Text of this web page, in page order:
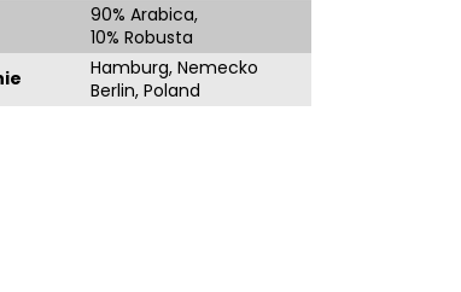
90% Arabica,
10% Robusta
Hamburg, Nemecko
Berlin, Poland